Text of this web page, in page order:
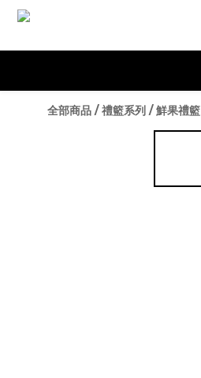
全部商品 /禮籃系列 /鮮果禮籃